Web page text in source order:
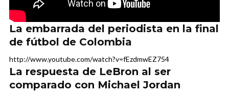
La embarrada del periodista en la final
de fútbol de Colombia
http://www.youtube.com/watch?v=fEzdmwEZ754
La respuesta de LeBron al ser
comparado con Michael Jordan